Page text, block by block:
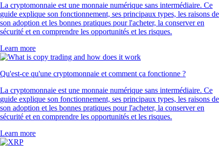
La cryptomonnaie est une monnaie numérique sans intermédiaire. Ce
guide explique son fonctionnement, ses principaux types, les raisons de
son adoption et les bonnes pratiques pour l'acheter, la conserver en
sécurité et en comprendre les opportunités et les risques.
Learn more
Qu'est-ce qu'une cryptomonnaie et comment ça fonctionne ?
La cryptomonnaie est une monnaie numérique sans intermédiaire. Ce
guide explique son fonctionnement, ses principaux types, les raisons de
son adoption et les bonnes pratiques pour l'acheter, la conserver en
sécurité et en comprendre les opportunités et les risques.
Learn more